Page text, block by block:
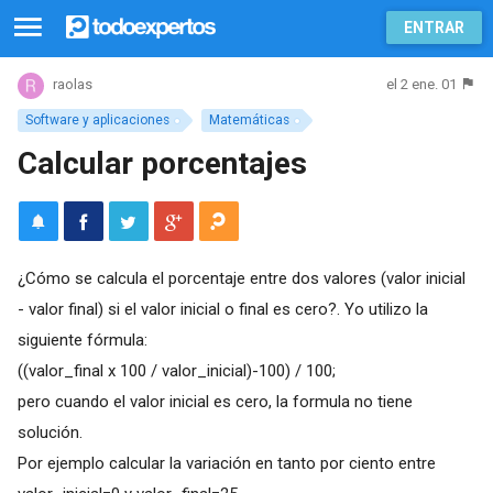
ENTRAR
Software y aplicaciones Matemáticas
raolas el 2 ene. 01
Calcular porcentajes
¿Cómo se calcula el porcentaje entre dos valores (valor inicial
- valor final) si el valor inicial o final es cero?. Yo utilizo la
siguiente fórmula:
((valor_final x 100 / valor_inicial)-100) / 100;
pero cuando el valor inicial es cero, la formula no tiene
solución.
Por ejemplo calcular la variación en tanto por ciento entre